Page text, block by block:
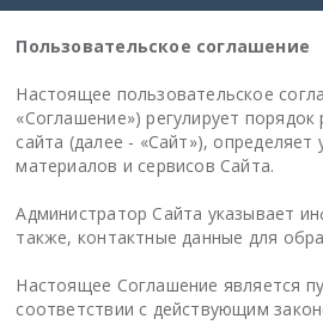
Пользовательское соглашение
Настоящее пользовательское
«Соглашение») регулирует
сайта (далее - «Сайт»), определяет
материалов и сервисов Сайта.
Администратор Сайта указывает
также, контактные данные для
Настоящее Соглашение является
соответствии с действующим